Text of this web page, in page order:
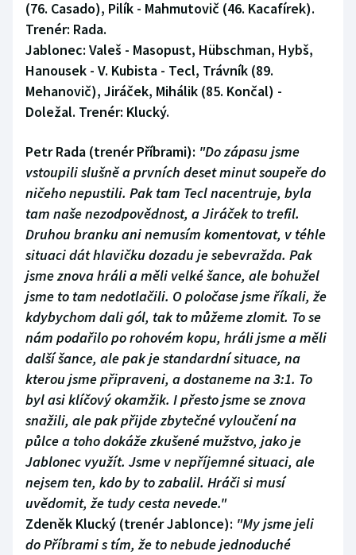
(76. Casado), Pilík - Mahmutovič (46. Kacafírek).
Trenér: Rada.
Jablonec: Valeš - Masopust, Hübschman, Hybš,
Hanousek - V. Kubista - Tecl, Trávník (89.
Mehanovič), Jiráček, Mihálik (85. Končal) -
Doležal. Trenér: Klucký.
Petr Rada (trenér Příbrami): "Do zápasu jsme
vstoupili slušně a prvních deset minut soupeře do
ničeho nepustili. Pak tam Tecl nacentruje, byla
tam naše nezodpovědnost, a Jiráček to trefil.
Druhou branku ani nemusím komentovat, v téhle
situaci dát hlavičku dozadu je sebevražda. Pak
jsme znova hráli a měli velké šance, ale bohužel
jsme to tam nedotlačili. O poločase jsme říkali, že
kdybychom dali gól, tak to můžeme zlomit. To se
nám podařilo po rohovém kopu, hráli jsme a měli
další šance, ale pak je standardní situace, na
kterou jsme připraveni, a dostaneme na 3:1. To
byl asi klíčový okamžik. I přesto jsme se znova
snažili, ale pak přijde zbytečné vyloučení na
půlce a toho dokáže zkušené mužstvo, jako je
Jablonec využít. Jsme v nepříjemné situaci, ale
nejsem ten, kdo by to zabalil. Hráči si musí
uvědomit, že tudy cesta nevede."
Zdeněk Klucký (trenér Jablonce): "My jsme jeli
do Příbrami s tím, že to nebude jednoduché